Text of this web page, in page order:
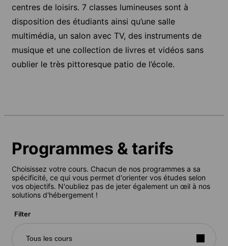
centres de loisirs. 7 classes lumineuses sont à
disposition des étudiants ainsi qu’une salle
multimédia, un salon avec TV, des instruments de
musique et une collection de livres et vidéos sans
oublier le très pittoresque patio de l’école.
Programmes & tarifs
Choisissez votre cours. Chacun de nos programmes a sa
spécificité, ce qui vous permet d'orienter vos études selon
vos objectifs. N'oubliez pas de jeter également un œil à nos
solutions d'hébergement !
Filter
Tous les cours